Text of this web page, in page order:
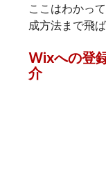
ここはわかっ
成方法まで飛
Wixへの登
介